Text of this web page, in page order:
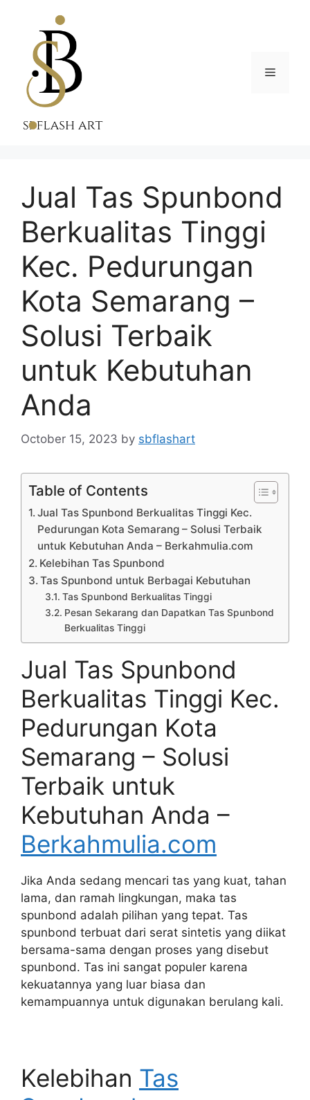
content
Menu
Jual Tas Spunbond
Berkualitas Tinggi
Kec. Pedurungan
Kota Semarang –
Solusi Terbaik
untuk Kebutuhan
Anda
October 15, 2023 by sbflashart
Table of Contents
Jual Tas Spunbond Berkualitas Tinggi Kec.
Pedurungan Kota Semarang – Solusi Terbaik
untuk Kebutuhan Anda – Berkahmulia.com
Kelebihan Tas Spunbond
Tas Spunbond untuk Berbagai Kebutuhan
Tas Spunbond Berkualitas Tinggi
Pesan Sekarang dan Dapatkan Tas Spunbond
Berkualitas Tinggi
Jual Tas Spunbond
Berkualitas Tinggi Kec.
Pedurungan Kota
Semarang – Solusi
Terbaik untuk
Kebutuhan Anda –
Berkahmulia.com
Jika Anda sedang mencari tas yang kuat, tahan
lama, dan ramah lingkungan, maka tas
spunbond adalah pilihan yang tepat. Tas
spunbond terbuat dari serat sintetis yang diikat
bersama-sama dengan proses yang disebut
spunbond. Tas ini sangat populer karena
kekuatannya yang luar biasa dan
kemampuannya untuk digunakan berulang kali.
Kelebihan Tas